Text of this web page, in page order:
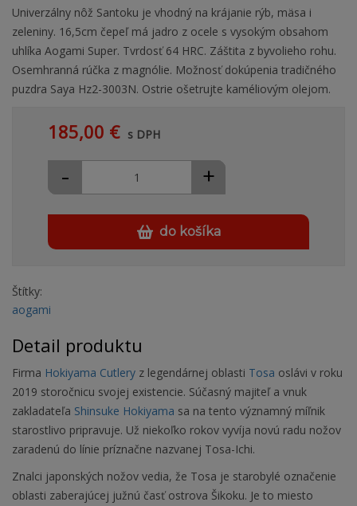
Univerzálny nôž Santoku je vhodný na krájanie rýb, mäsa i
zeleniny. 16,5cm čepeľ má jadro z ocele s vysokým obsahom
uhlíka Aogami Super. Tvrdosť 64 HRC. Záštita z byvolieho rohu.
Osemhranná rúčka z magnólie. Možnosť dokúpenia tradičného
puzdra Saya Hz2-3003N. Ostrie ošetrujte kaméliovým olejom.
185,00 € s DPH
+
-
do košíka
Štítky:
aogami
Detail produktu
Firma Hokiyama Cutlery z legendárnej oblasti Tosa oslávi v roku
2019 storočnicu svojej existencie. Súčasný majiteľ a vnuk
zakladateľa Shinsuke Hokiyama sa na tento významný míľnik
starostlivo pripravuje. Už niekoľko rokov vyvíja novú radu nožov
zaradenú do línie príznačne nazvanej Tosa-Ichi.
Znalci japonských nožov vedia, že Tosa je starobylé označenie
oblasti zaberajúcej južnú časť ostrova Šikoku. Je to miesto